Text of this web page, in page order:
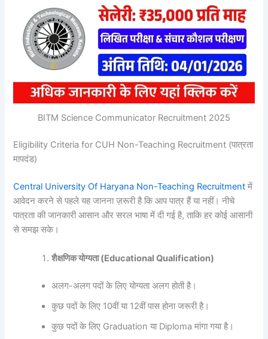
BITM Science Communicator Recruitment 2025
Eligibility Criteria for CUH Non-Teaching Recruitment (पात्रता
मापदंड)
Central University Of Haryana Non-Teaching Recruitment में
आवेदन करने से पहले यह जानना ज़रूरी है कि आप पात्र हैं या नहीं। नीचे
पात्रता की जानकारी आसान और सरल भाषा में दी गई है, ताकि हर कोई आसानी
से समझ सके।
शैक्षणिक योग्यता (Educational Qualification)
अलग-अलग पदों के लिए योग्यता अलग होती है।
कुछ पदों के लिए 10वीं या 12वीं पास होना जरूरी है।
कुछ पदों के लिए Graduation या Diploma मांगा गया है।